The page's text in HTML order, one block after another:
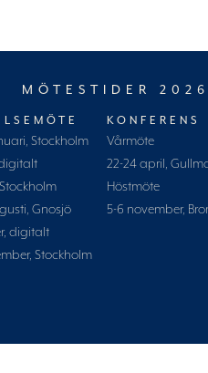
MÖTESTIDER 2026
Stockholm
Gnosjö
digitalt
Stockholm
KONFERENS
Vårmöte
22-24 april,
Höstmöte
5-6 november,